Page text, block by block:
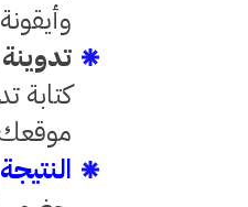
كتابة
موقعك
النتيجة